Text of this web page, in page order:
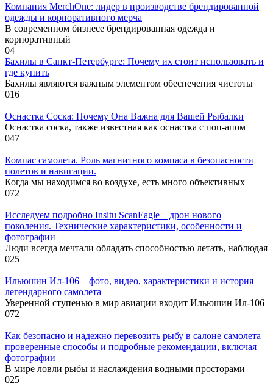
Компания MerchOne: лидер в производстве брендированной
одежды и корпоративного мерча
В современном бизнесе брендированная одежда и
корпоративный
04
Бахилы в Санкт-Петербурге: Почему их стоит использовать и
где купить
Бахилы являются важным элементом обеспечения чистоты
016
Оснастка Соска: Почему Она Важна для Вашей Рыбалки
Оснастка соска, также известная как оснастка с поп-апом
047
Компас самолета. Роль магнитного компаса в безопасности
полетов и навигации.
Когда мы находимся во воздухе, есть много объективных
072
Исследуем подробно Insitu ScanEagle – дрон нового
поколения. Технические характеристики, особенности и
фотографии
Люди всегда мечтали обладать способностью летать, наблюдая
025
Ильюшин Ил-106 – фото, видео, характеристики и история
легендарного самолета
Уверенной ступенью в мир авиации входит Ильюшин Ил-106
072
Как безопасно и надежно перевозить рыбу в салоне самолета –
проверенные способы и подробные рекомендации, включая
фотографии
В мире ловли рыбы и наслаждения водными просторами
025